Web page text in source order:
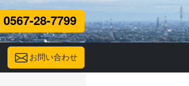
0567-28-7799
お問い合わせ